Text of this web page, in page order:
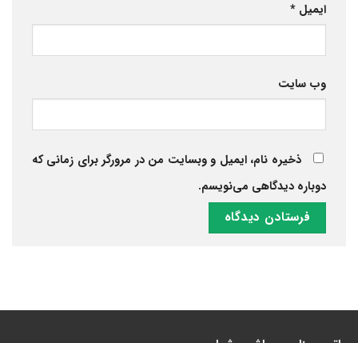
ایمیل *
وب‌ سایت
ذخیره نام، ایمیل و وبسایت من در مرورگر برای زمانی که
دوباره دیدگاهی می‌نویسم.